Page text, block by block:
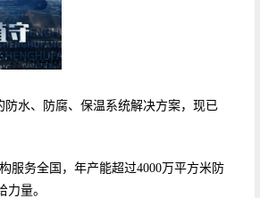
水、防腐、保温系统解决方案，现已
服务全国，年产能超过4000万平方米防
量。